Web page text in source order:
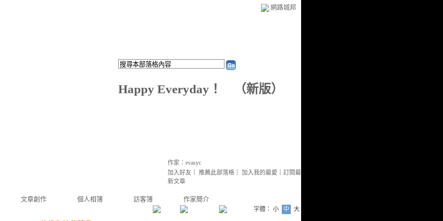
網路城邦
Happy Everyday！ （新版）
文章創作 個人相簿 訪客簿 作家簡介
加入好友 推薦此部落格 加入我的最愛
訂閱最
新文章
作家：evasyc
字體： 小 中 大